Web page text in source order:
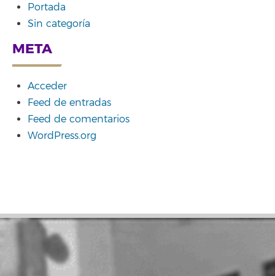
Portada
Sin categoría
META
Acceder
Feed de entradas
Feed de comentarios
WordPress.org